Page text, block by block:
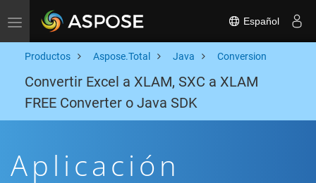
Toggle navigation Español
Productos Aspose.Total Java Conversion
Convertir Excel a XLAM, SXC a XLAM
FREE Converter o Java SDK
Aplicación